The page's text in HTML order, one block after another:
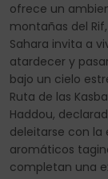
ofrece un
montañas del
Sahara invita a
atardecer y
bajo un cielo
Ruta de las
Haddou,
deleitarse con
aromáticos
completan una